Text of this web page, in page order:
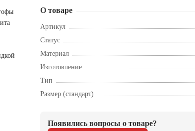
О товаре
Артикул
Статус
Материал
Изготовление
Тип
Размер (стандарт)
Появились вопросы о товаре?